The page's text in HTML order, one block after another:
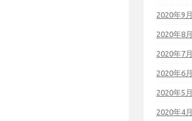
2020年9月
2020年8月
2020年7月
2020年6月
2020年5月
2020年4月